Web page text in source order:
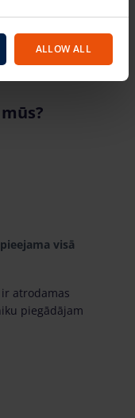
visā
ir atrodamas
piegādājam
ALLOW ALL